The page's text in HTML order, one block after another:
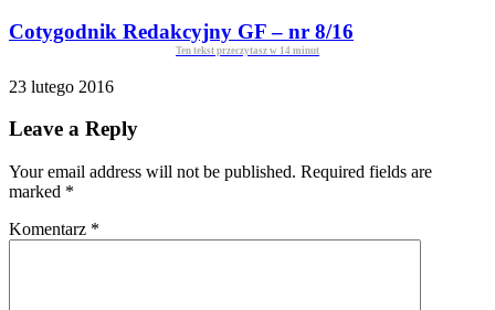
Cotygodnik Redakcyjny GF – nr 8/16
Ten tekst przeczytasz w 14 minut
23 lutego 2016
Leave a Reply
Your email address will not be published. Required fields are
marked *
Komentarz *